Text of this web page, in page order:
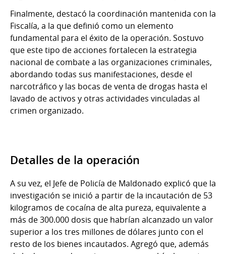
Finalmente, destacó la coordinación mantenida con la
Fiscalía, a la que definió como un elemento
fundamental para el éxito de la operación. Sostuvo
que este tipo de acciones fortalecen la estrategia
nacional de combate a las organizaciones criminales,
abordando todas sus manifestaciones, desde el
narcotráfico y las bocas de venta de drogas hasta el
lavado de activos y otras actividades vinculadas al
crimen organizado.
Detalles de la operación
A su vez, el Jefe de Policía de Maldonado explicó que la
investigación se inició a partir de la incautación de 53
kilogramos de cocaína de alta pureza, equivalente a
más de 300.000 dosis que habrían alcanzado un valor
superior a los tres millones de dólares junto con el
resto de los bienes incautados. Agregó que, además